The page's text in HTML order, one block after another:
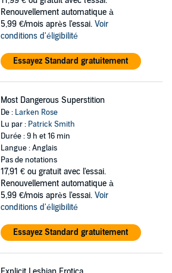
Renouvellement automatique à
5,99 €/mois après l'essai. Voir
conditions d'éligibilité
Essayez Standard gratuitement
Most Dangerous Superstition
De : Larken Rose
Lu par : Patrick Smith
Durée : 9 h et 16 min
Langue : Anglais
Pas de notations
17,91 € ou gratuit avec l'essai.
Renouvellement automatique à
5,99 €/mois après l'essai. Voir
conditions d'éligibilité
Essayez Standard gratuitement